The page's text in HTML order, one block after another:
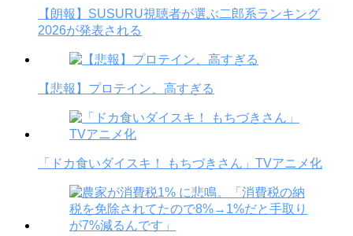
【朗報】SUSURU視聴者が選ぶ二郎系ランキング
2026が発表される
【悲報】プロテイン、高すぎる
「ドカ食いダイスキ！ もちづきさん」TVアニメ化